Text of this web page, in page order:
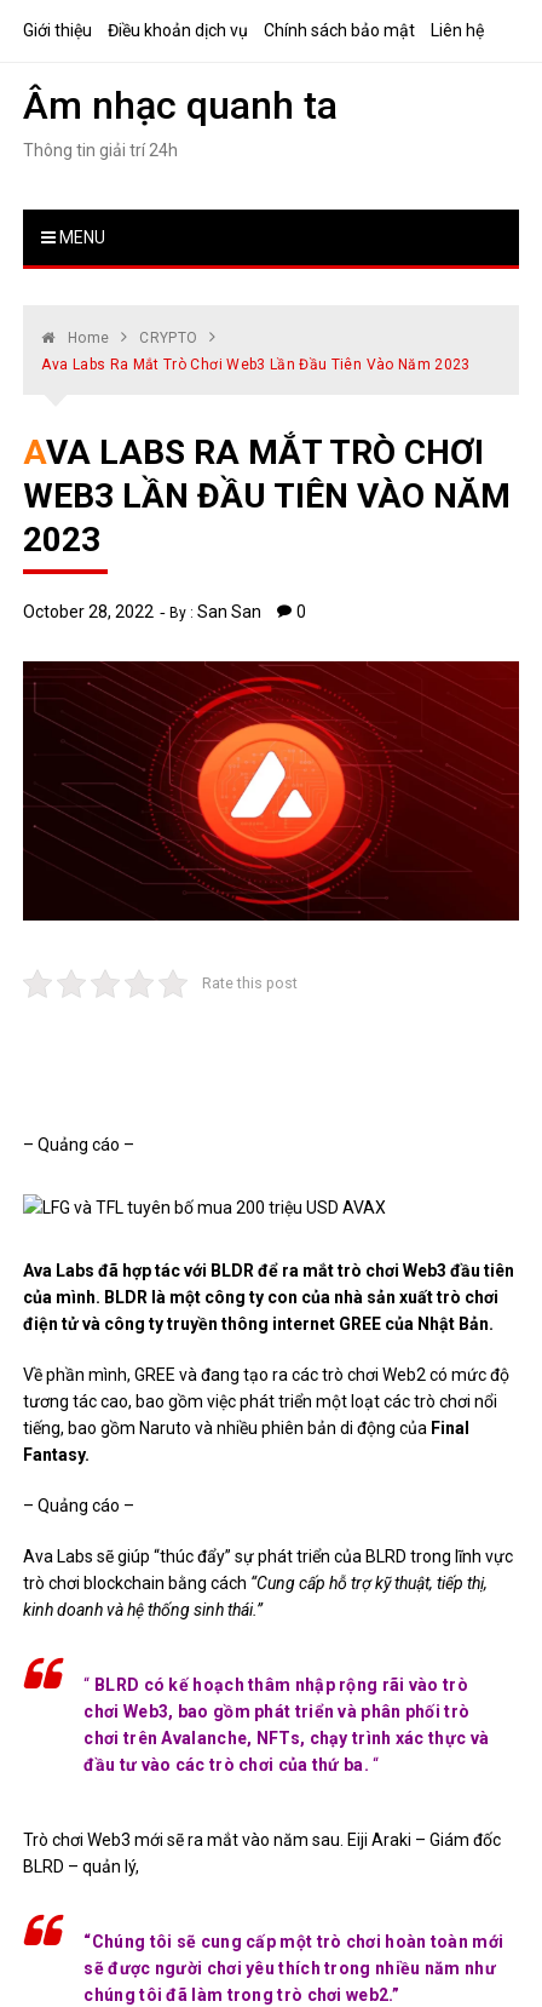
Giới thiệu Điều khoản dịch vụ Chính sách bảo mật Liên hệ
Âm nhạc quanh ta
Thông tin giải trí 24h
MENU
Home
CRYPTO
Ava Labs Ra Mắt Trò Chơi Web3 Lần Đầu Tiên Vào Năm 2023
AVA LABS RA MẮT TRÒ CHƠI
WEB3 LẦN ĐẦU TIÊN VÀO NĂM
2023
October 28, 2022 By :San San 0
Rate this post
– Quảng cáo –
Ava Labs đã hợp tác với BLDR để ra mắt trò chơi Web3 đầu tiên
của mình. BLDR là một công ty con của nhà sản xuất trò chơi
điện tử và công ty truyền thông internet GREE của Nhật Bản.
Về phần mình, GREE và đang tạo ra các trò chơi Web2 có mức độ
tương tác cao, bao gồm việc phát triển một loạt các trò chơi nổi
tiếng, bao gồm Naruto và nhiều phiên bản di động của Final
Fantasy.
– Quảng cáo –
Ava Labs sẽ giúp “thúc đẩy” sự phát triển của BLRD trong lĩnh vực
trò chơi blockchain bằng cách “Cung cấp hỗ trợ kỹ thuật, tiếp thị,
kinh doanh và hệ thống sinh thái.”
“ BLRD có kế hoạch thâm nhập rộng rãi vào trò
chơi Web3, bao gồm phát triển và phân phối trò
chơi trên Avalanche, NFTs, chạy trình xác thực và
đầu tư vào các trò chơi của thứ ba.“
Trò chơi Web3 mới sẽ ra mắt vào năm sau. Eiji Araki – Giám đốc
BLRD – quản lý,
“Chúng tôi sẽ cung cấp một trò chơi hoàn toàn mới
sẽ được người chơi yêu thích trong nhiều năm như
chúng tôi đã làm trong trò chơi web2.”